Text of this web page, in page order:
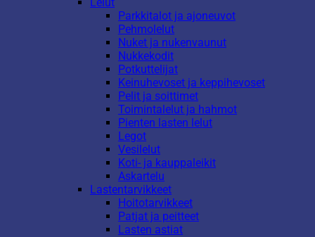
Parkkitalot ja ajoneuvot
Pehmolelut
Nuket ja nukenvaunut
Nukkekodit
Potkuttelijat
Keinuhevoset ja keppihevoset
Pelit ja soittimet
Toimintalelut ja hahmot
Pienten lasten lelut
Legot
Vesilelut
Koti- ja kauppaleikit
Askartelu
Lastentarvikkeet
Hoitotarvikkeet
Patjat ja peitteet
Lasten astiat